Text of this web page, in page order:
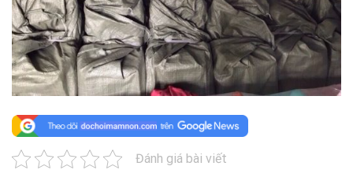
Đánh giá bài viết